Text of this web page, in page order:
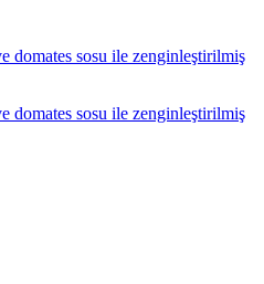
domates sosu ile zenginleştirilmiş
domates sosu ile zenginleştirilmiş